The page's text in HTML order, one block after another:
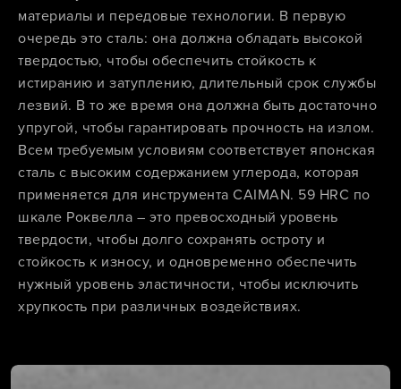
материалы и передовые технологии. В первую
очередь это сталь: она должна обладать высокой
твердостью, чтобы обеспечить стойкость к
истиранию и затуплению, длительный срок службы
лезвий. В то же время она должна быть достаточно
упругой, чтобы гарантировать прочность на излом.
Всем требуемым условиям соответствует японская
сталь с высоким содержанием углерода, которая
применяется для инструмента CAIMAN. 59 HRC по
шкале Роквелла – это превосходный уровень
твердости, чтобы долго сохранять остроту и
стойкость к износу, и одновременно обеспечить
нужный уровень эластичности, чтобы исключить
хрупкость при различных воздействиях.